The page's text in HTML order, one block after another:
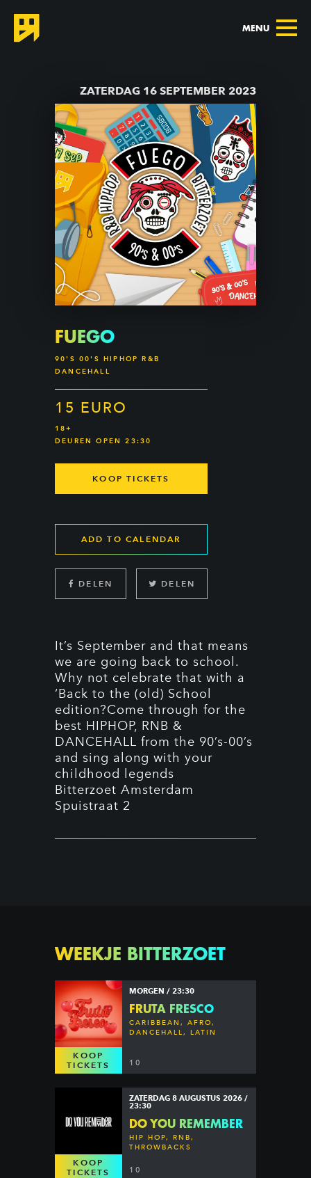
MENU
ZATERDAG 16 SEPTEMBER 2023
FUEGO
90'S 00'S HIPHOP R&B
DANCEHALL
15 EURO
18+
DEUREN OPEN 23:30
KOOP TICKETS
ADD TO CALENDAR
DELEN DELEN
It’s September and that means
we are going back to school.
Why not celebrate that with a
‘Back to the (old) School
edition?Come through for the
best HIPHOP, RNB &
DANCEHALL from the 90’s-00’s
and sing along with your
childhood legends
Bitterzoet Amsterdam
Spuistraat 2
WEEKJE BITTERZOET
KOOP
TICKETS
MORGEN / 23:30
FRUTA FRESCO
CARIBBEAN, AFRO,
DANCEHALL, LATIN
10
KOOP
TICKETS
ZATERDAG 8 AUGUSTUS 2026 /
23:30
DO YOU REMEMBER
HIP HOP, RNB,
THROWBACKS
10